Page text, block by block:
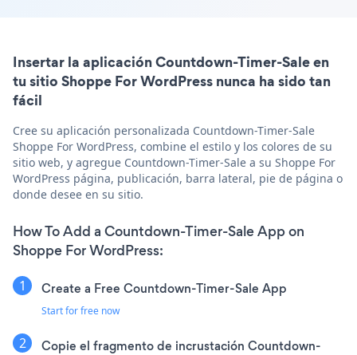
Insertar la aplicación Countdown-Timer-Sale en
tu sitio Shoppe For WordPress nunca ha sido tan
fácil
Cree su aplicación personalizada Countdown-Timer-Sale
Shoppe For WordPress, combine el estilo y los colores de su
sitio web, y agregue Countdown-Timer-Sale a su Shoppe For
WordPress página, publicación, barra lateral, pie de página o
donde desee en su sitio.
How To Add a Countdown-Timer-Sale App on
Shoppe For WordPress:
Create a Free Countdown-Timer-Sale App
Start for free now
Copie el fragmento de incrustación Countdown-